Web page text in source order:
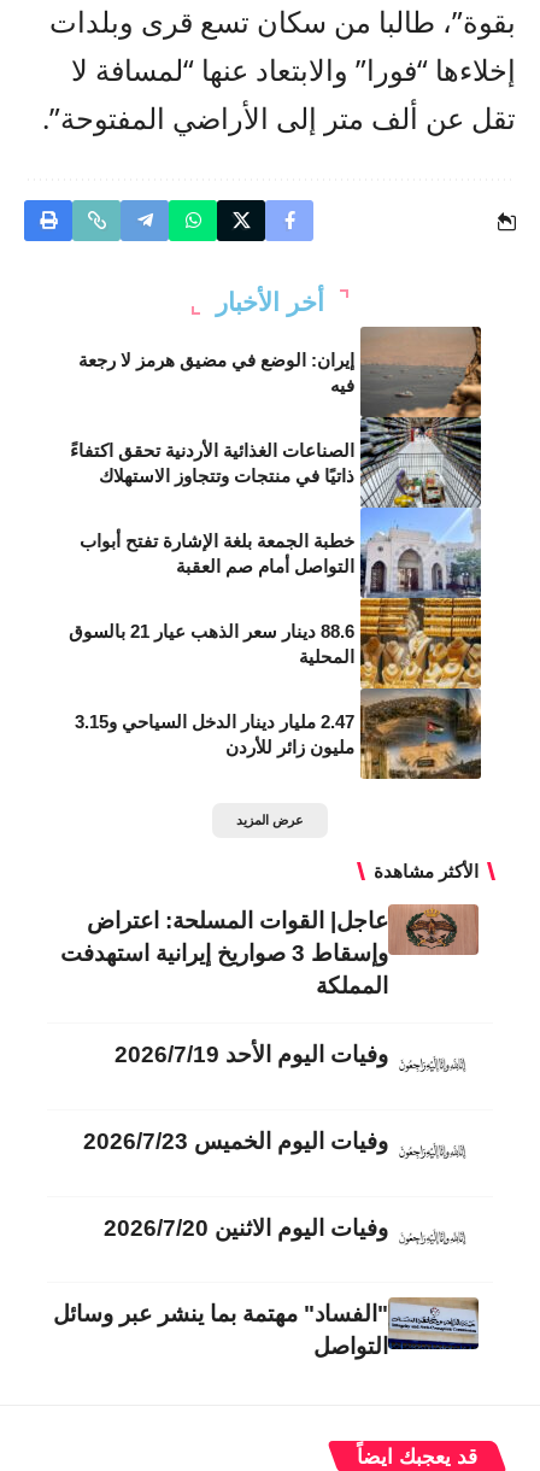
بقوة”، طالبا من سكان تسع قرى وبلدات
إخلاءها “فورا” والابتعاد عنها “لمسافة لا
تقل عن ألف متر إلى الأراضي المفتوحة”.
أخر الأخبار
إيران: الوضع في مضيق هرمز لا رجعة
فيه
الصناعات الغذائية الأردنية تحقق اكتفاءً
ذاتيًا في منتجات وتتجاوز الاستهلاك
خطبة الجمعة بلغة الإشارة تفتح أبواب
التواصل أمام صم العقبة
88.6 دينار سعر الذهب عيار 21 بالسوق
المحلية
2.47 مليار دينار الدخل السياحي و3.15
مليون زائر للأردن
عرض المزيد
الأكثر مشاهدة
عاجل| القوات المسلحة: اعتراض
وإسقاط 3 صواريخ إيرانية استهدفت
المملكة
وفيات اليوم الأحد 2026/7/19
وفيات اليوم الخميس 2026/7/23
وفيات اليوم الاثنين 2026/7/20
"الفساد" مهتمة بما ينشر عبر وسائل
التواصل
قد يعجبك ايضاً